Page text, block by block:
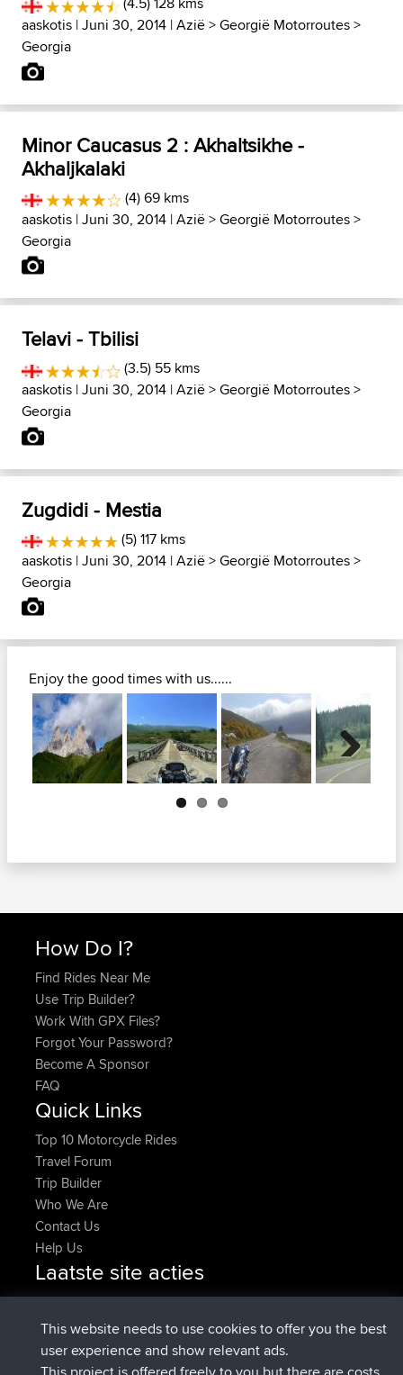
aaskotis | Juni 30, 2014 |Azië>Georgië Motorroutes>
Georgia
Minor Caucasus 2 : Akhaltsikhe -
Akhaljkalaki
(4) 69 kms
aaskotis | Juni 30, 2014 |Azië>Georgië Motorroutes>
Georgia
Telavi - Tbilisi
(3.5) 55 kms
aaskotis | Juni 30, 2014 |Azië>Georgië Motorroutes>
Georgia
Zugdidi - Mestia
(5) 117 kms
aaskotis | Juni 30, 2014 |Azië>Georgië Motorroutes>
Georgia
Enjoy the good times with us......
Next
How Do I?
Find Rides Near Me
Use Trip Builder?
Work With GPX Files?
Forgot Your Password?
Become A Sponsor
FAQ
Quick Links
Top 10 Motorcycle Rides
Travel Forum
Trip Builder
Who We Are
Contact Us
Help Us
Laatste site acties
Domwomadded tripHolt to HomeNu
Domwomadded tripHome to Holt6 min geleden
Issacsgeregistreerd opBBR 2 hrs, 44 min geleden
pastyrhdgeregistreerd opBBR9 hrs, 6 min geleden
This website needs to use cookies to offer you the best
user experience and show relevant ads.